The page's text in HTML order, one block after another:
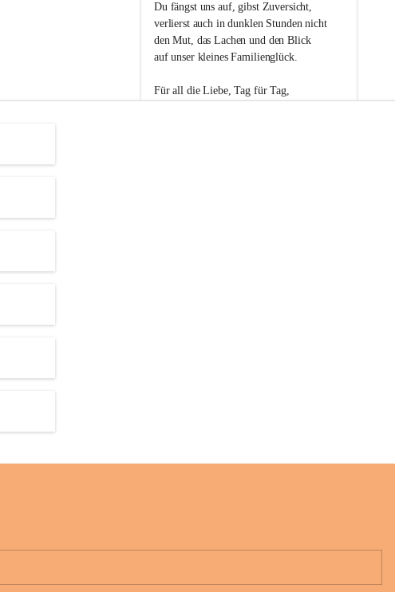
Du fängst uns auf, gibst Zuversicht,
verlierst auch in dunklen Stunden nicht
den Mut, das Lachen und den Blick
auf unser kleines Familienglück.
Für all die Liebe, Tag für Tag,